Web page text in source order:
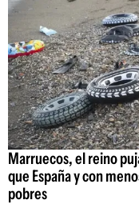
Marruecos, el reino
que España y con
pobres